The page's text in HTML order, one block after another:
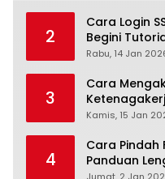
2
Cara Login
Begini
Rabu, 14 Jan
3
Cara
Panduan
Kamis, 15 Jan
4
Cara Pindah
Panduan